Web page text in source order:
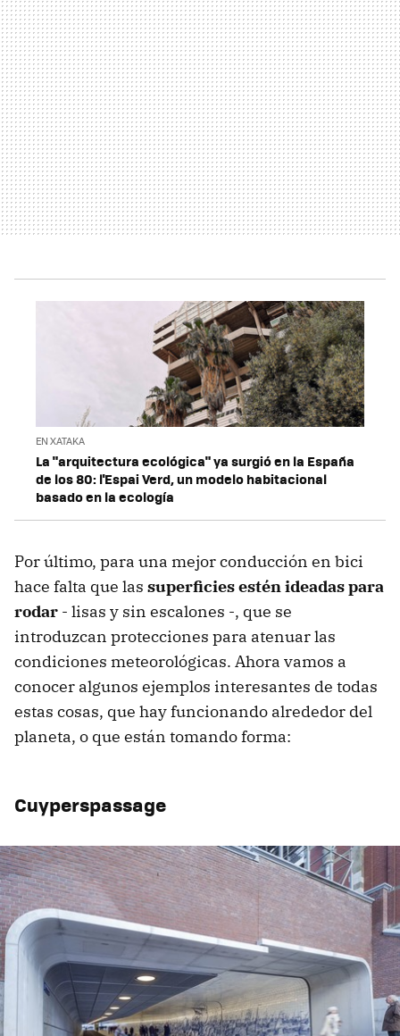
EN XATAKA
La "arquitectura ecológica" ya surgió en la España
de los 80: l'Espai Verd, un modelo habitacional
basado en la ecología
Por último, para una mejor conducción en bici
hace falta que las superficies estén ideadas para
rodar - lisas y sin escalones -, que se
introduzcan protecciones para atenuar las
condiciones meteorológicas. Ahora vamos a
conocer algunos ejemplos interesantes de todas
estas cosas, que hay funcionando alrededor del
planeta, o que están tomando forma:
Cuyperspassage